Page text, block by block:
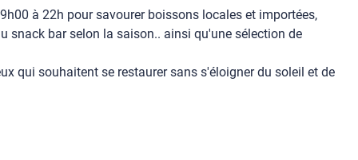
à 22h pour savourer boissons locales et importées,
snack bar selon la saison.. ainsi qu'une sélection de
qui souhaitent se restaurer sans s'éloigner du soleil et de